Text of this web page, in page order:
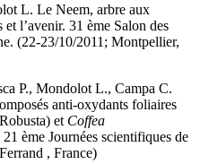
L. Le Neem, arbre aux
l’avenir. 31 ème Salon des
(22-23/10/2011; Montpellier,
P., Mondolot L., Campa C.
anti-oxydants foliaires
et Coffea
ème Journées scientifiques de
, France)